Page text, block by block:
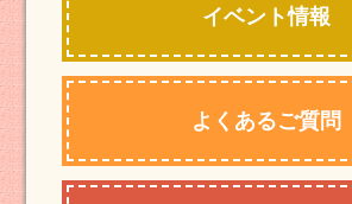
イベント情報
よくあるご質問